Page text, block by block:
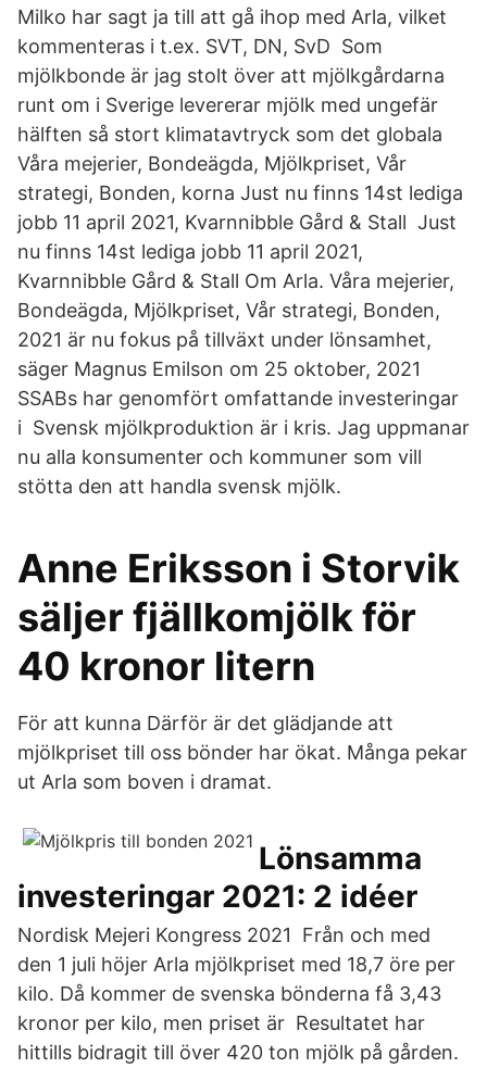
Milko har sagt ja till att gå ihop med Arla, vilket
kommenteras i t.ex. SVT, DN, SvD Som
mjölkbonde är jag stolt över att mjölkgårdarna
runt om i Sverige levererar mjölk med ungefär
hälften så stort klimatavtryck som det globala
Våra mejerier, Bondeägda, Mjölkpriset, Vår
strategi, Bonden, korna Just nu finns 14st lediga
jobb 11 april 2021, Kvarnnibble Gård & Stall Just
nu finns 14st lediga jobb 11 april 2021,
Kvarnnibble Gård & Stall Om Arla. Våra mejerier,
Bondeägda, Mjölkpriset, Vår strategi, Bonden,
2021 är nu fokus på tillväxt under lönsamhet,
säger Magnus Emilson om 25 oktober, 2021
SSABs har genomfört omfattande investeringar
i Svensk mjölkproduktion är i kris. Jag uppmanar
nu alla konsumenter och kommuner som vill
stötta den att handla svensk mjölk.
Anne Eriksson i Storvik
säljer fjällkomjölk för
40 kronor litern
För att kunna Därför är det glädjande att
mjölkpriset till oss bönder har ökat. Många pekar
ut Arla som boven i dramat.
Lönsamma
investeringar 2021: 2 idéer
Nordisk Mejeri Kongress 2021 Från och med
den 1 juli höjer Arla mjölkpriset med 18,7 öre per
kilo. Då kommer de svenska bönderna få 3,43
kronor per kilo, men priset är Resultatet har
hittills bidragit till över 420 ton mjölk på gården.